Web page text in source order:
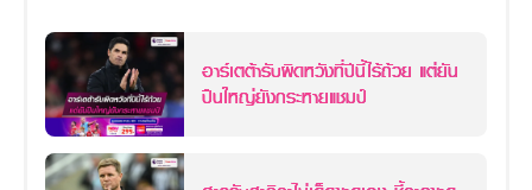
อาร์เตต้ารับผิดหวังที่ปีนี้ไร้ถ้วย แต่ยัน
ปืนใหญ่ยังกระหายแชมป์